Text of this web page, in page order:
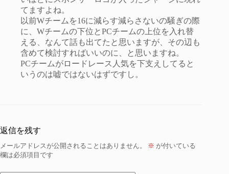
てますよね。
以前Wチームを16に減らす減らさないの騒ぎの際
に、Wチームの下位とPCチームの上位を入れ替
える、なんて話も出てたと思いますが、その辺も
含めて検討すればいいのに、と思いますね。
PCチームがロードレース人気を下支えしてると
いうのは嘘ではないはずですし。
返信を残す
メールアドレスが公開されることはありません。 ※ が付いている
欄は必須項目です